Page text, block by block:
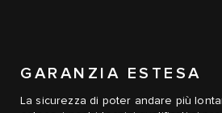
GARANZIA ESTESA
La sicurezza di poter andare più